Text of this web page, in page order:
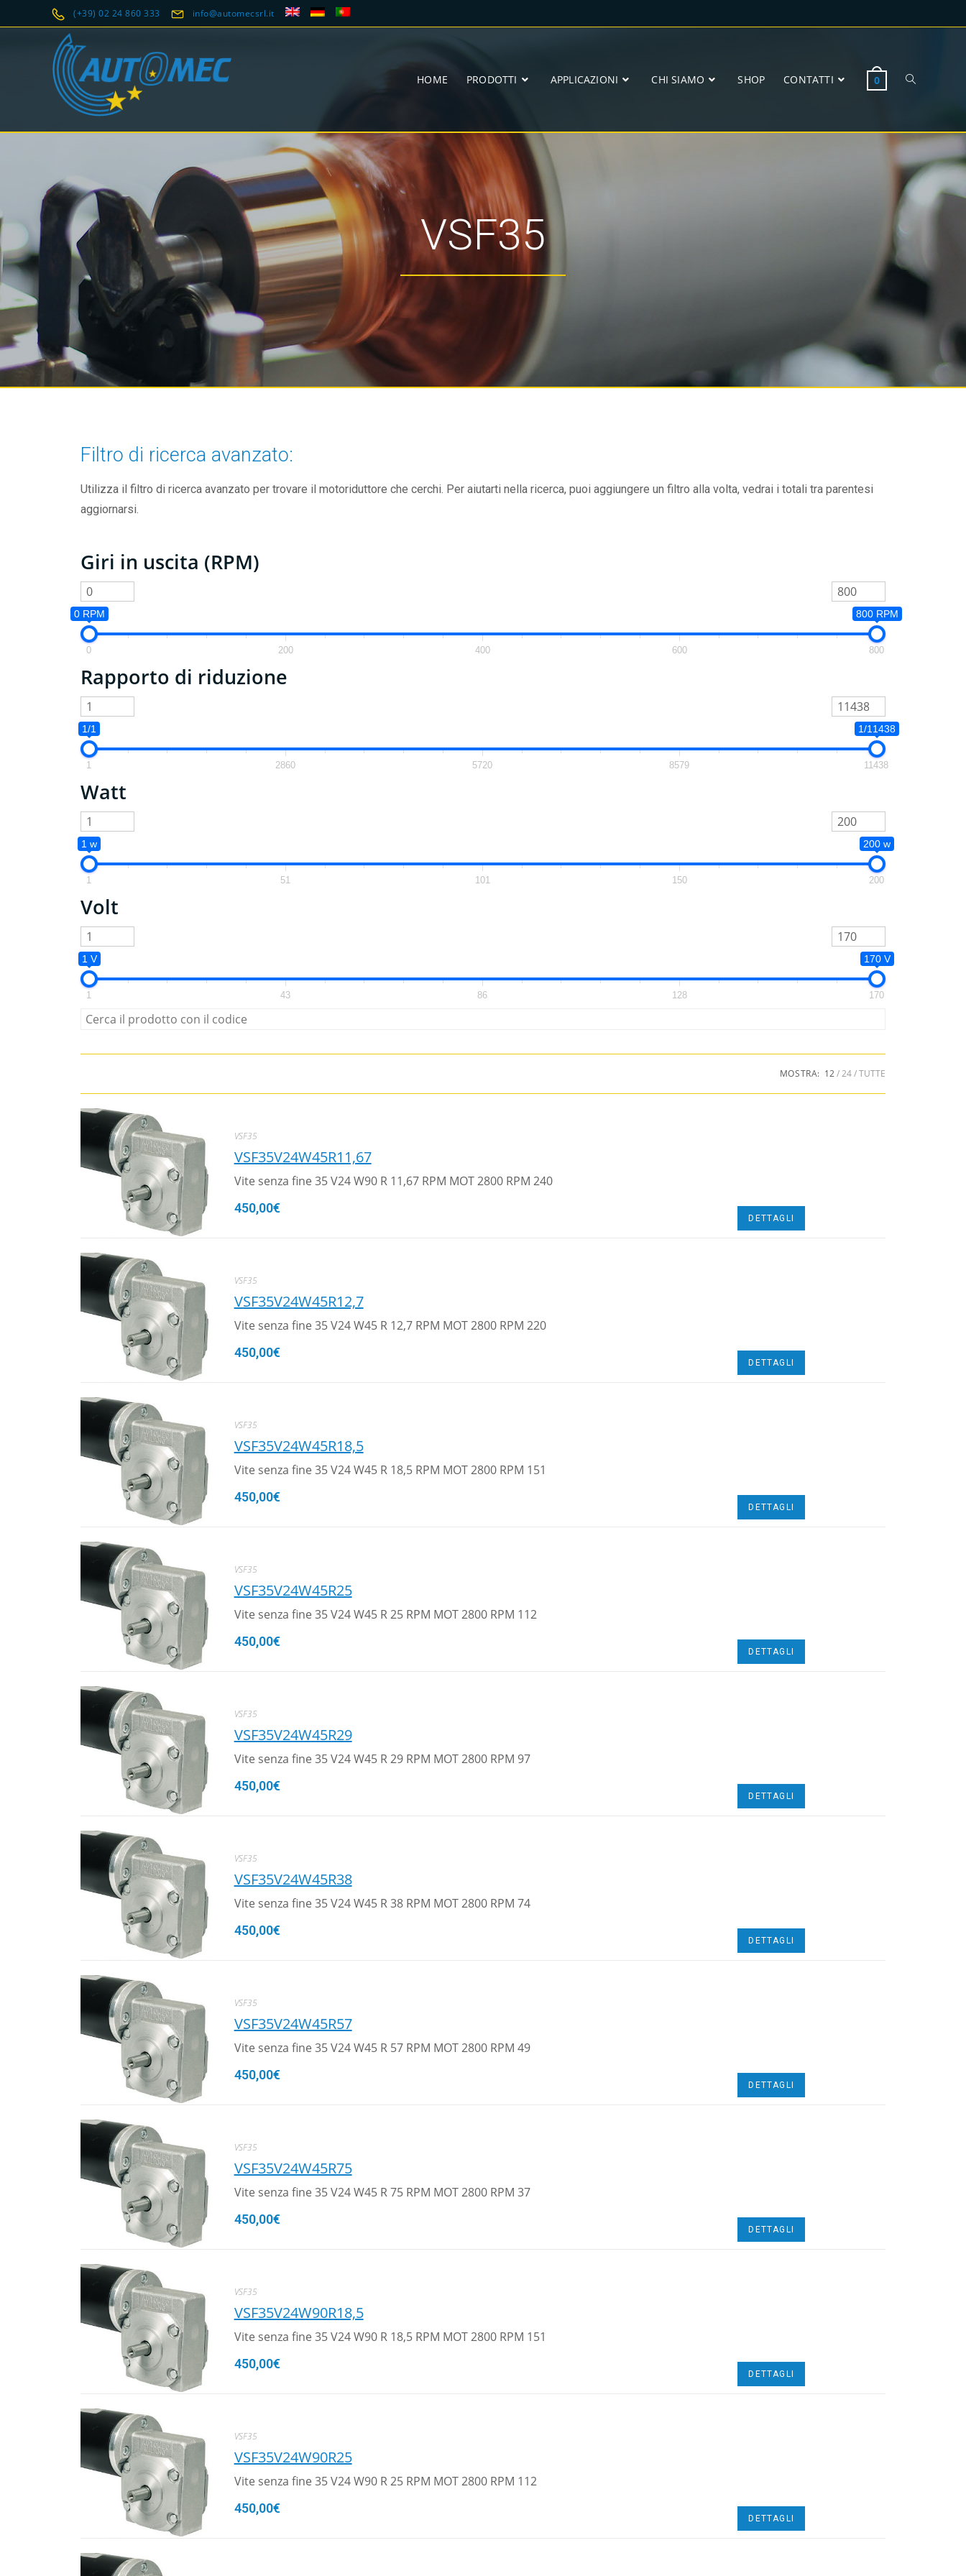
(+39) 02 24 860 333 info@automecsrl.it
HOME PRODOTTI APPLICAZIONI CHI SIAMO SHOP CONTATTI 0
VSF35
Filtro di ricerca avanzato:
Utilizza il filtro di ricerca avanzato per trovare il motoriduttore che cerchi. Per aiutarti nella ricerca, puoi aggiungere un filtro alla volta, vedrai i totali tra parentesi
aggiornarsi.
Giri in uscita (RPM)
0 RPM 800 RPM
0 200 400 600 800
Rapporto di riduzione
1/1 1/11438
1 2860 5720 8579 11438
Watt
1 w 200 w
1 51 101 150 200
Volt
1 V 170 V
1 43 86 128 170
MOSTRA: 12 24 TUTTE
VSF35
VSF35V24W45R11,67
Vite senza fine 35 V24 W90 R 11,67 RPM MOT 2800 RPM 240
450,00€
DETTAGLI
VSF35
VSF35V24W45R12,7
Vite senza fine 35 V24 W45 R 12,7 RPM MOT 2800 RPM 220
450,00€
DETTAGLI
VSF35
VSF35V24W45R18,5
Vite senza fine 35 V24 W45 R 18,5 RPM MOT 2800 RPM 151
450,00€
DETTAGLI
VSF35
VSF35V24W45R25
Vite senza fine 35 V24 W45 R 25 RPM MOT 2800 RPM 112
450,00€
DETTAGLI
VSF35
VSF35V24W45R29
Vite senza fine 35 V24 W45 R 29 RPM MOT 2800 RPM 97
450,00€
DETTAGLI
VSF35
VSF35V24W45R38
Vite senza fine 35 V24 W45 R 38 RPM MOT 2800 RPM 74
450,00€
DETTAGLI
VSF35
VSF35V24W45R57
Vite senza fine 35 V24 W45 R 57 RPM MOT 2800 RPM 49
450,00€
DETTAGLI
VSF35
VSF35V24W45R75
Vite senza fine 35 V24 W45 R 75 RPM MOT 2800 RPM 37
450,00€
DETTAGLI
VSF35
VSF35V24W90R18,5
Vite senza fine 35 V24 W90 R 18,5 RPM MOT 2800 RPM 151
450,00€
DETTAGLI
VSF35
VSF35V24W90R25
Vite senza fine 35 V24 W90 R 25 RPM MOT 2800 RPM 112
450,00€
DETTAGLI